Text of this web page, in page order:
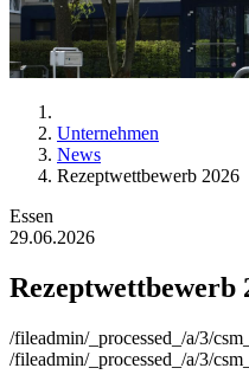
Unternehmen
News
Rezeptwettbewerb 2026
Essen
29.06.2026
Rezeptwettbewerb
/fileadmin/_processed_/a/3/
/fileadmin/_processed_/a/3/